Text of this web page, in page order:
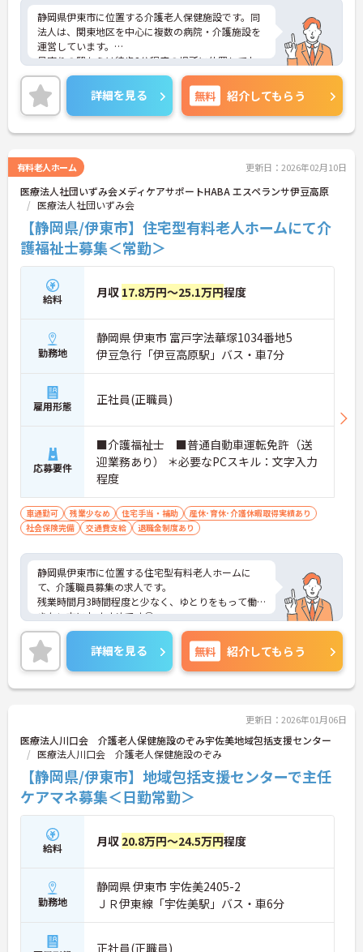
静岡県伊東市に位置する介護老人保健施設です。同
法人は、関東地区を中心に複数の病院・介護施設を
運営しています。
最寄りの駅からは徒歩2分程度の場所に位置してお
り、マイカー通勤可能・無料駐車場も完備されてい
るので、通勤にとても便利です。
残業時間はほとんど発生しません。プライベートと
メリハリをつけて勤務して頂けます。
ご興味をお持ちの方には詳細の情報や面接のポイン
さいませ。
詳細を見る 無料 紹介してもらう
有料老人ホーム 更新日：2026年02月10日
医療法人社団いずみ会メディケアサポートHABA エスペランサ伊豆高原
医療法人社団いずみ会
【静岡県/伊東市】住宅型有料老人ホームにて介
護福祉士募集＜常勤＞
給料 月収 17.8万円～25.1万円程度
勤務地
静岡県 伊東市 富戸字法華塚1034番地5
伊豆急行「伊豆高原駅」バス・車7分
雇用形態 正社員(正職員)
応募要件
■介護福祉士 ■普通自動車運転免許（送
迎業務あり） ＊必要なPCスキル：文字入力
程度
車通勤可 残業少なめ 住宅手当・補助
産休･育休･介護休暇取得実績あり
社会保険完備
交通費支給 退職金制度あり
静岡県伊東市に位置する住宅型有料老人ホームに
て、介護職員募集の求人です。
残業時間月3時間程度と少なく、ゆとりをもって働
きたい方におすすめです◎
ご興味をお持ちの方は、お気軽にお問い合わせくだ
さい。
詳細を見る 無料 紹介してもらう
更新日：2026年01月06日
医療法人川口会 介護老人保健施設のぞみ宇佐美地域包括支援センター
医療法人川口会 介護老人保健施設のぞみ
【静岡県/伊東市】地域包括支援センターで主任
ケアマネ募集＜日勤常勤＞
給料 月収 20.8万円～24.5万円程度
勤務地
静岡県 伊東市 宇佐美2405-2
ＪＲ伊東線「宇佐美駅」バス・車6分
正社員(正職員)